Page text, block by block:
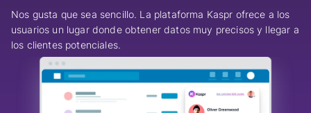
Nos gusta que sea sencillo. La plataforma Kaspr ofrece a los
usuarios un lugar donde obtener datos muy precisos y llegar a
los clientes potenciales.